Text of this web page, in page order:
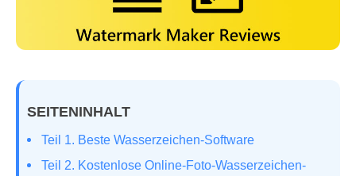
SEITENINHALT
Teil 1. Beste Wasserzeichen-Software
Teil 2. Kostenlose Online-Foto-Wasserzeichen-